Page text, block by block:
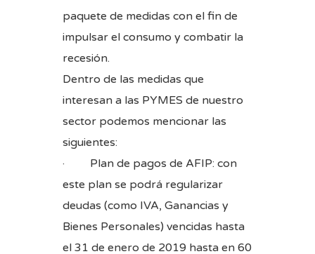
paquete de medidas con el fin de
impulsar el consumo y combatir la
recesión.
Dentro de las medidas que
interesan a las PYMES de nuestro
sector podemos mencionar las
siguientes:
· Plan de pagos de AFIP: con
este plan se podrá regularizar
deudas (como IVA, Ganancias y
Bienes Personales) vencidas hasta
el 31 de enero de 2019 hasta en 60